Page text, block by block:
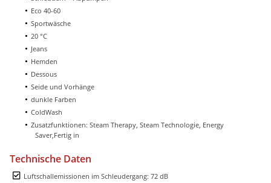
Eco 40-60
Sportwäsche
20 °C
Jeans
Hemden
Dessous
Seide und Vorhänge
dunkle Farben
ColdWash
Zusatzfunktionen: Steam Therapy, Steam Technologie, Energy
Saver,Fertig in
Technische Daten
Luftschallemissionen im Schleudergang: 72 dB